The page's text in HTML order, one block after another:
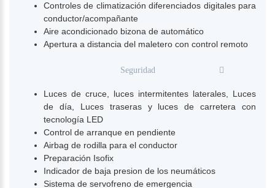
Controles de climatización diferenciados digitales para
conductor/acompañante
Aire acondicionado bizona de automático
Apertura a distancia del maletero con control remoto
Seguridad
Luces de cruce, luces intermitentes laterales, Luces
de día, Luces traseras y luces de carretera con
tecnología LED
Control de arranque en pendiente
Airbag de rodilla para el conductor
Preparación Isofix
Indicador de baja presion de los neumáticos
Sistema de servofreno de emergencia